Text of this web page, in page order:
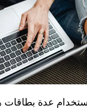
عدة بطاقات هدايا